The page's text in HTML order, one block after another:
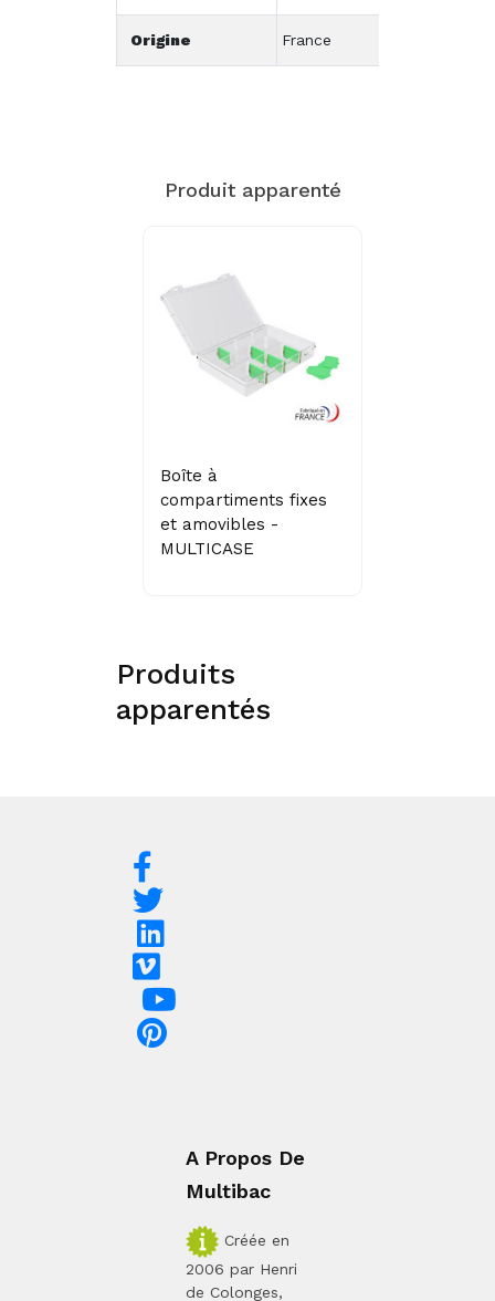
Origine France
Produit apparenté
Boîte à
compartiments fixes
et amovibles -
MULTICASE
Produits
apparentés
A Propos De
Multibac
Créée en
2006 par Henri
de Colonges,